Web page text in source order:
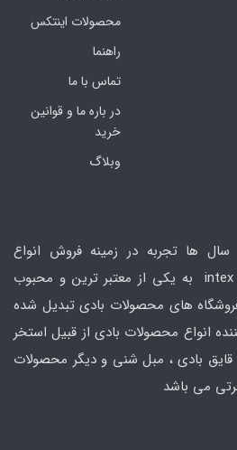
محصولات اینتکس
راهنما
تماس با ما
در باره ما و قوانین
خرید
وبلاگ
سال ها تجربه در زمینه فروش انواع
محصولات بادی intex , bestway به یکی از معتبر ترین و محبوب
های محصولات بادی تبدیل شده
انواع محصولات بادی از قبیل استخر
بادی ، مبل شنی و دیگر محصولات
می باشد